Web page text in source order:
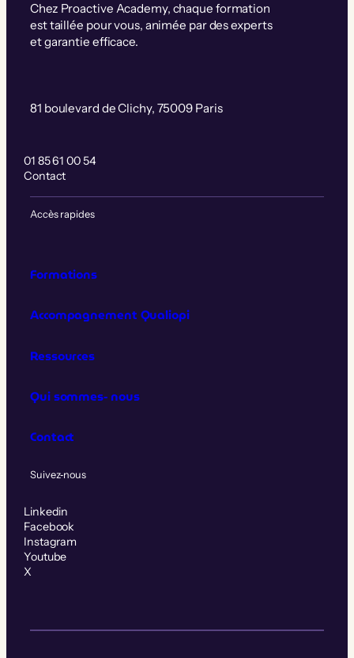
Chez Proactive Academy, chaque formation
est taillée pour vous, animée par des experts
et garantie efficace.
81 boulevard de Clichy, 75009 Paris
01 85 61 00 54
Contact
Accès rapides
Formations
Accompagnement Qualiopi
Ressources
Qui sommes‑nous
Contact
Suivez‑nous
Linkedin
Facebook
Instagram
Youtube
X